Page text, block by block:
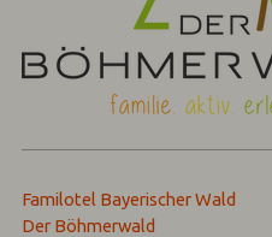
Familotel Bayerischer Wald
Der Böhmerwald